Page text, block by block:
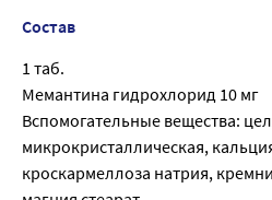
Состав
1 таб.
Мемантина гидрохлорид 10 мг
Вспомогательные вещества:
микрокристаллическая,
кроскармеллоза натрия,